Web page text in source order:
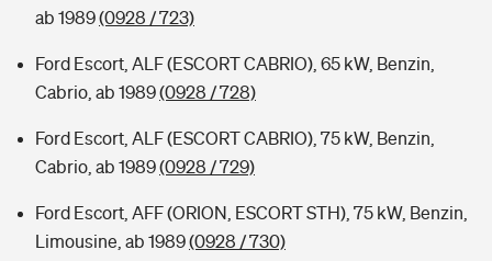
ab 1989(0928 / 723)
Ford Escort, ALF (ESCORT CABRIO), 65 kW, Benzin,
Cabrio, ab 1989(0928 / 728)
Ford Escort, ALF (ESCORT CABRIO), 75 kW, Benzin,
Cabrio, ab 1989(0928 / 729)
Ford Escort, AFF (ORION, ESCORT STH), 75 kW, Benzin,
Limousine, ab 1989(0928 / 730)